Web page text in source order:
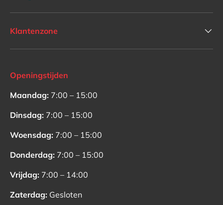
Klantenzone
Openingstijden
Maandag: 7:00 – 15:00
Dinsdag: 7:00 – 15:00
Woensdag: 7:00 – 15:00
Donderdag: 7:00 – 15:00
Vrijdag: 7:00 – 14:00
Zaterdag: Gesloten